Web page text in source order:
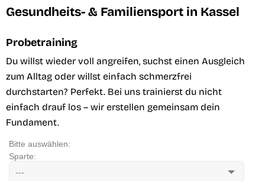
Gesundheits- & Familiensport in Kassel
Probetraining
Du willst wieder voll angreifen, suchst einen Ausgleich
zum Alltag oder willst einfach schmerzfrei
durchstarten? Perfekt. Bei uns trainierst du nicht
einfach drauf los – wir erstellen gemeinsam dein
Fundament.